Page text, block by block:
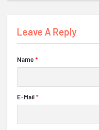
Leave A Reply
Name *
E-Mail*